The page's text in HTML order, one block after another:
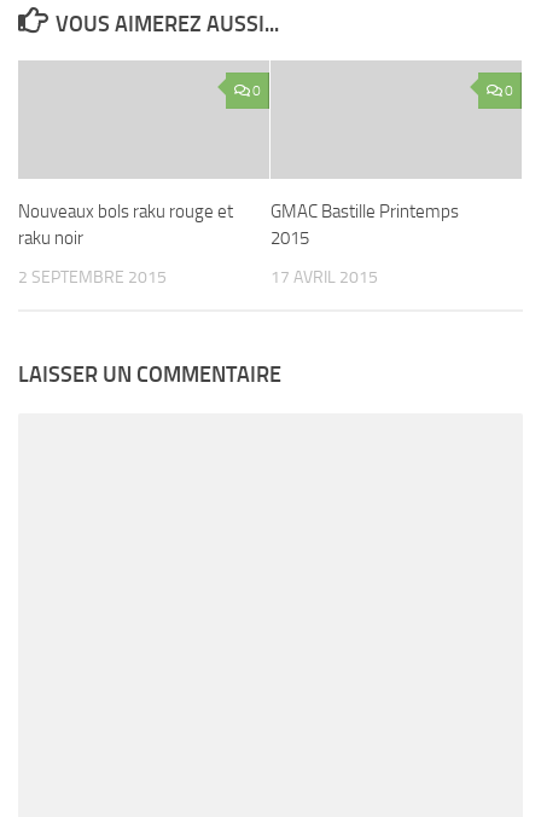
VOUS AIMEREZ AUSSI...
0
Nouveaux bols raku rouge et
raku noir
2 SEPTEMBRE 2015
0
GMAC Bastille Printemps
2015
17 AVRIL 2015
LAISSER UN COMMENTAIRE